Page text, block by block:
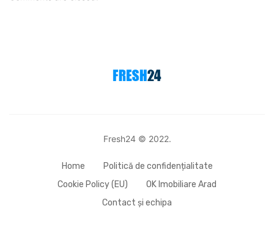
Fresh24 © 2022.
Home
Politică de confidențialitate
Cookie Policy (EU)
OK Imobiliare Arad
Contact și echipa